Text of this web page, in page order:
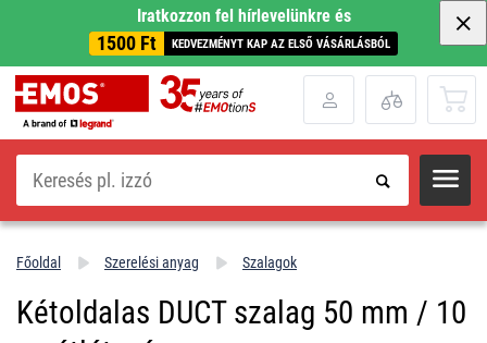
Iratkozzon fel hírlevelünkre és
1500 Ft KEDVEZMÉNYT KAP AZ ELSŐ VÁSÁRLÁSBÓL
Keresés
Főoldal Szerelési anyag Szalagok
Kétoldalas DUCT szalag 50 mm / 10